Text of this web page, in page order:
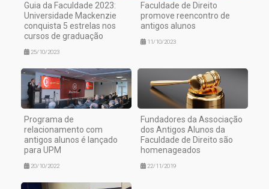
Guia da Faculdade 2023:
Universidade Mackenzie
conquista 5 estrelas nos
cursos de graduação
25/10/2023
Faculdade de Direito
promove reencontro de
antigos alunos
11/10/2023
Programa de
relacionamento com
antigos alunos é lançado
para UPM
20/10/2022
Fundadores da Associação
dos Antigos Alunos da
Faculdade de Direito são
homenageados
22/11/2019